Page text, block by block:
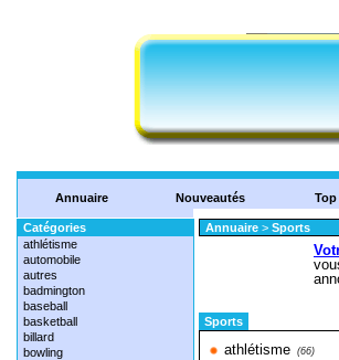
Annuaire Nouveautés
Catégories
athlétisme
automobile
autres
badmington
baseball
basketball
billard
bowling
Annuaire > Sports
Sports
athlétisme (66)